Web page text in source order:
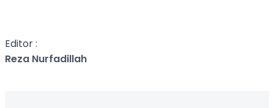
Editor :
Reza Nurfadillah